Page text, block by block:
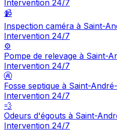
Intervention 24/7
📹
Inspection caméra à Saint-
Intervention 24/7
⚙️
Pompe de relevage à Saint-
Intervention 24/7
🚱
Fosse septique à Saint-
Intervention 24/7
💨
Odeurs d'égouts à Saint-
Intervention 24/7